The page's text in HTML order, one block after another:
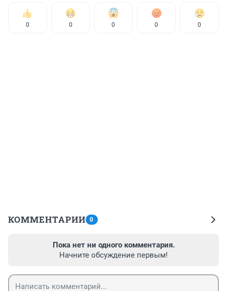
0 0 0 0 0
КОММЕНТАРИИ 0
Пока нет ни одного комментария.
Начните обсуждение первым!